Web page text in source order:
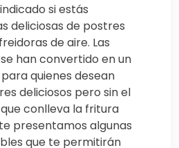
si estás
deliciosas de postres
de aire. Las
han convertido en un
quienes desean
deliciosos pero sin el
conlleva la fritura
presentamos algunas
que te permitirán